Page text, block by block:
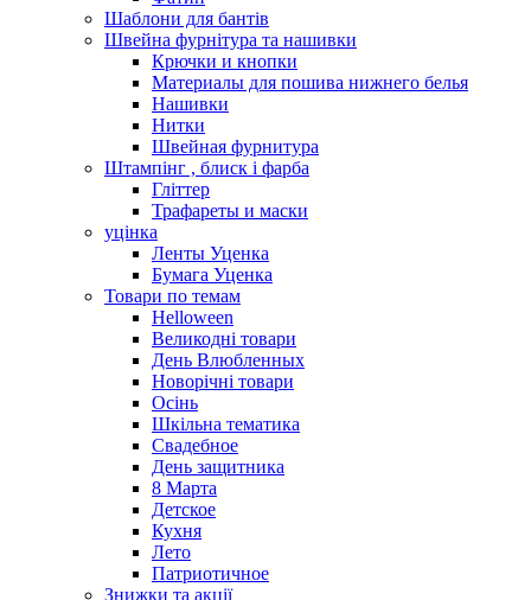
Шаблони для бантів
Швейна фурнітура та нашивки
Крючки и кнопки
Материалы для пошива нижнего белья
Нашивки
Нитки
Швейная фурнитура
Штампінг , блиск і фарба
Гліттер
Трафареты и маски
уцінка
Ленты Уценка
Бумага Уценка
Товари по темам
Helloween
Великодні товари
День Влюбленных
Новорічні товари
Осінь
Шкільна тематика
Свадебное
День защитника
8 Марта
Детское
Кухня
Лето
Патриотичное
Знижки та акції